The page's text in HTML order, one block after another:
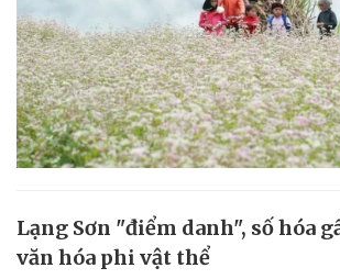
Lạng Sơn "điểm danh", số hóa
văn hóa phi vật thể